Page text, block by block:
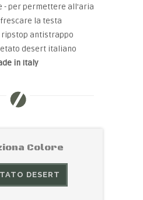
- per permettere all'aria
la testa
ripstop antistrappo
desert italiano
in Italy
Colore
DESERT